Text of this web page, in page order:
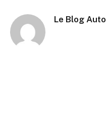
Le Blog Auto